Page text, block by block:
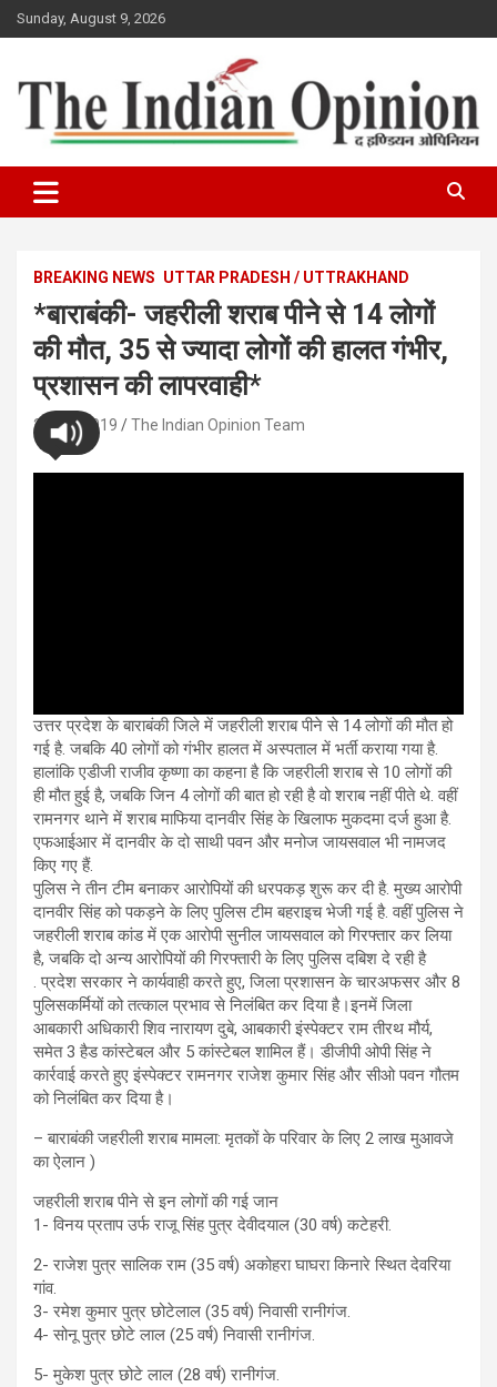
Skip
to
Sunday, August 9, 2026
Indian Opinion News
BREAKING NEWS UTTAR PRADESH / UTTRAKHAND
*बाराबंकी- जहरीली शराब पीने से 14 लोगों
की मौत, 35 से ज्यादा लोगों की हालत गंभीर,
प्रशासन की लापरवाही*
28/05/2019 The Indian Opinion Team
उत्तर प्रदेश के बाराबंकी जिले में जहरीली शराब पीने से 14 लोगों की मौत हो
गई है. जबकि 40 लोगों को गंभीर हालत में अस्पताल में भर्ती कराया गया है.
हालांकि एडीजी राजीव कृष्णा का कहना है कि जहरीली शराब से 10 लोगों की
ही मौत हुई है, जबकि जिन 4 लोगों की बात हो रही है वो शराब नहीं पीते थे. वहीं
रामनगर थाने में शराब माफिया दानवीर सिंह के खिलाफ मुकदमा दर्ज हुआ है.
एफआईआर में दानवीर के दो साथी पवन और मनोज जायसवाल भी नामजद
किए गए हैं.
पुलिस ने तीन टीम बनाकर आरोपियों की धरपकड़ शुरू कर दी है. मुख्य आरोपी
दानवीर सिंह को पकड़ने के लिए पुलिस टीम बहराइच भेजी गई है. वहीं पुलिस ने
जहरीली शराब कांड में एक आरोपी सुनील जायसवाल को गिरफ्तार कर लिया
है, जबकि दो अन्य आरोपियों की गिरफ्तारी के लिए पुलिस दबिश दे रही है
. प्रदेश सरकार ने कार्यवाही करते हुए, जिला प्रशासन के चारअफसर और 8
पुलिसकर्मियों को तत्काल प्रभाव से निलंबित कर दिया है।इनमें जिला
आबकारी अधिकारी शिव नारायण दुबे, आबकारी इंस्पेक्टर राम तीरथ मौर्य,
समेत 3 हैड कांस्टेबल और 5 कांस्टेबल शामिल हैं। डीजीपी ओपी सिंह ने
कार्रवाई करते हुए इंस्पेक्टर रामनगर राजेश कुमार सिंह और सीओ पवन गौतम
को निलंबित कर दिया है।
– बाराबंकी जहरीली शराब मामला: मृतकों के परिवार के लिए 2 लाख मुआवजे
का ऐलान )
जहरीली शराब पीने से इन लोगों की गई जान
1- विनय प्रताप उर्फ राजू सिंह पुत्र देवीदयाल (30 वर्ष) कटेहरी.
2- राजेश पुत्र सालिक राम (35 वर्ष) अकोहरा घाघरा किनारे स्थित देवरिया
गांव.
3- रमेश कुमार पुत्र छोटेलाल (35 वर्ष) निवासी रानीगंज.
4- सोनू पुत्र छोटे लाल (25 वर्ष) निवासी रानीगंज.
5- मुकेश पुत्र छोटे लाल (28 वर्ष) रानीगंज.